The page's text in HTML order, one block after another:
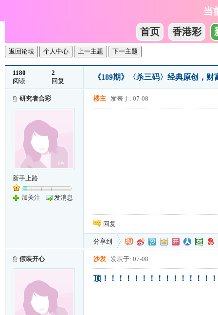
当
首页
香港彩
返回论坛 个人中心 上一主题 下一主题
1180
阅读
2
回复
《189期》〈杀三码〉经典原创，
研究者合彩
新手上路
加关注 发消息
楼主 发表于: 07-08
回复
分享到
假装开心 沙发 发表于: 07-08
顶！！！！！！！！！！！！！！